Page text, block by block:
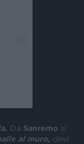
Da Sanremo si
al muro,
devi